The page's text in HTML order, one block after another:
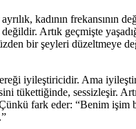
kadının frekansının
Artık geçmişte
bir şeyleri düzeltmeye
iyileştiricidir. Ama
tükettiğinde, sessizleşir.
fark eder: “Benim işim